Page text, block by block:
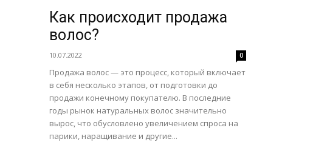
Как происходит продажа
волос?
10.07.2022 0
Продажа волос — это процесс, который включает
в себя несколько этапов, от подготовки до
продажи конечному покупателю. В последние
годы рынок натуральных волос значительно
вырос, что обусловлено увеличением спроса на
парики, наращивание и другие...